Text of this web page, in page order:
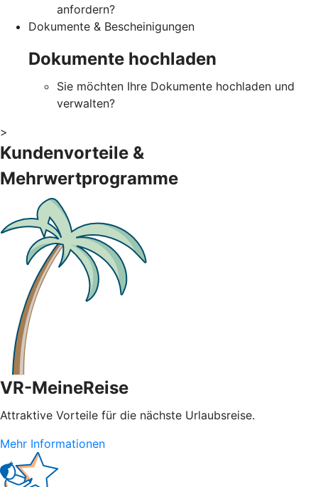
anfordern?
Dokumente & Bescheinigungen
Dokumente hochladen
Sie möchten Ihre Dokumente hochladen und
verwalten?
>
Kundenvorteile &
Mehrwertprogramme
VR-MeineReise
Attraktive Vorteile für die nächste Urlaubsreise.
Mehr Informationen